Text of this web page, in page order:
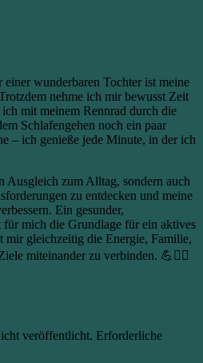
wunderbaren Tochter ist meine
nehme ich mir bewusst Zeit
mit meinem Rennrad durch die
Schlafengehen noch ein paar
– ich genieße jede Minute, in der ich
Ausgleich zum Alltag, sondern auch
zu entdecken und meine
Ein gesunder,
mich die Grundlage für ein aktives
mir gleichzeitig die Energie, Familie,
miteinander zu verbinden. 💪🚴‍♀️
veröffentlicht. Erforderliche